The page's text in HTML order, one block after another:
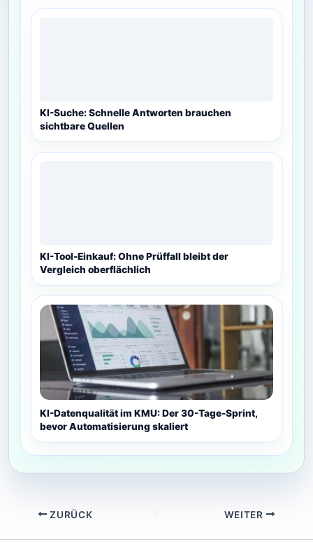
KI-Suche: Schnelle Antworten brauchen
sichtbare Quellen
KI-Tool-Einkauf: Ohne Prüffall bleibt der
Vergleich oberflächlich
KI-Datenqualität im KMU: Der 30-Tage-Sprint,
bevor Automatisierung skaliert
ZURÜCK WEITER